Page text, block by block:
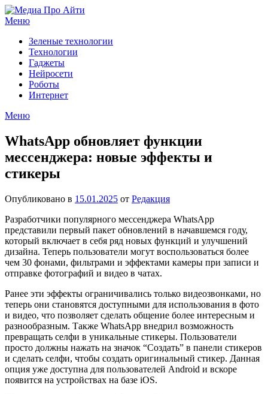
Перейти
к
Меню
Зеленые технологии
Технологии
Гаджеты
Нейросети
Роботы
Интернет
Меню
WhatsApp обновляет функции
мессенджера: новые эффекты и
стикеры
Опубликовано в 15.01.2025 от Редакция
Разработчики популярного мессенджера WhatsApp
представили первый пакет обновлений в начавшемся году,
который включает в себя ряд новых функций и улучшений
дизайна. Теперь пользователи могут воспользоваться более
чем 30 фонами, фильтрами и эффектами камеры при записи и
отправке фотографий и видео в чатах.
Ранее эти эффекты ограничивались только видеозвонками, но
теперь они становятся доступными для использования в фото
и видео, что позволяет сделать общение более интересным и
разнообразным. Также WhatsApp внедрил возможность
превращать селфи в уникальные стикеры. Пользователи
просто должны нажать на значок “Создать” в панели стикеров
и сделать селфи, чтобы создать оригинальный стикер. Данная
опция уже доступна для пользователей Android и вскоре
появится на устройствах на базе iOS.